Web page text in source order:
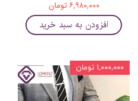
۶,۹۸۰,۰۰۰ تومان
افزودن به سبد خرید
۱,۰۰۰,۰۰۰ تومان